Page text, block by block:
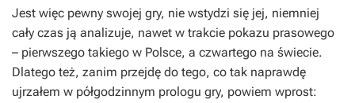
Jest więc pewny swojej gry, nie wstydzi się jej, niemniej
cały czas ją analizuje, nawet w trakcie pokazu prasowego
– pierwszego takiego w Polsce, a czwartego na świecie.
Dlatego też, zanim przejdę do tego, co tak naprawdę
ujrzałem w półgodzinnym prologu gry, powiem wprost: